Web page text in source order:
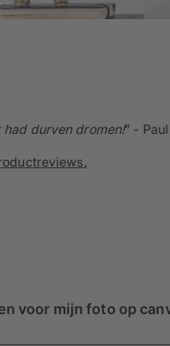
durven dromen!" - Paul
voor mijn foto op